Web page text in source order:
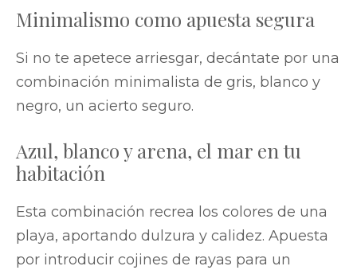
Minimalismo como apuesta segura
Si no te apetece arriesgar, decántate por una
combinación minimalista de gris, blanco y
negro, un acierto seguro.
Azul, blanco y arena, el mar en tu
habitación
Esta combinación recrea los colores de una
playa, aportando dulzura y calidez. Apuesta
por introducir cojines de rayas para un